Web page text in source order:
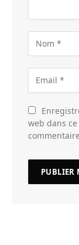
web dans